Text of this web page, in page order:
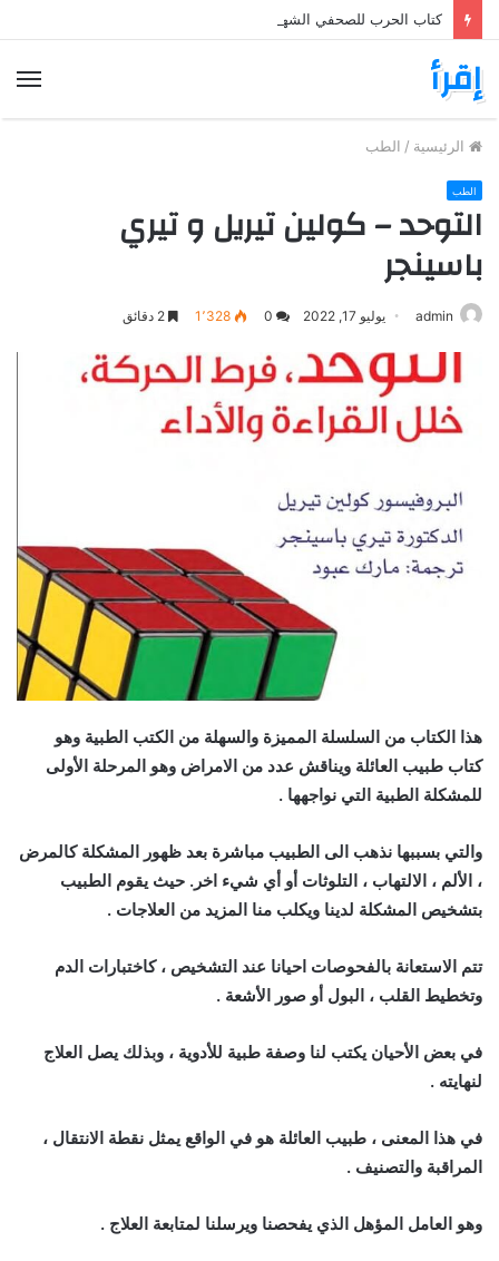
كتاب الحرب للصحفي الشهير بوب وودوارد War: Woodward PDF
إقرأ
الرئيسية / الطب
الطب
التوحد – كولين تيريل و تيري
باسينجر
admin يوليو 17, 2022 0 1٬328
هذا الكتاب من السلسلة المميزة والسهلة من الكتب الطبية وهو
كتاب طبيب العائلة ويناقش عدد من الامراض وهو المرحلة الأولى
للمشكلة الطبية التي نواجهها .
والتي بسببها نذهب الى الطبيب مباشرة بعد ظهور المشكلة كالمرض
، الألم ، الالتهاب ، التلوثات أو أي شيء اخر. حيث يقوم الطبيب
بتشخيص المشكلة لدينا ويكلب منا المزيد من العلاجات .
تتم الاستعانة بالفحوصات احيانا عند التشخيص ، كاختبارات الدم
وتخطيط القلب ، البول أو صور الأشعة .
في بعض الأحيان يكتب لنا وصفة طبية للأدوية ، وبذلك يصل العلاج
لنهايته .
في هذا المعنى ، طبيب العائلة هو في الواقع يمثل نقطة الانتقال ،
المراقبة والتصنيف .
وهو العامل المؤهل الذي يفحصنا ويرسلنا لمتابعة العلاج .